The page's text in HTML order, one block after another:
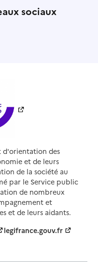
sociaux
des
et de leurs
de la société au
par le Service public
de nombreux
et
et de leurs aidants.
legifrance.gouv.fr